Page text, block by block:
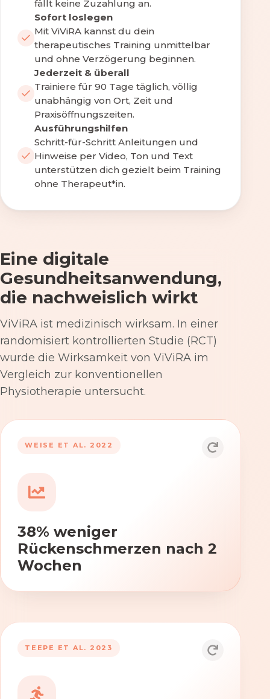
fällt keine Zuzahlung an.
Sofort loslegen
Mit ViViRA kannst du dein
therapeutisches Training unmittelbar
und ohne Verzögerung beginnen.
Jederzeit & überall
Trainiere für 90 Tage täglich, völlig
unabhängig von Ort, Zeit und
Praxisöffnungszeiten.
Ausführungshilfen
Schritt-für-Schritt Anleitungen und
Hinweise per Video, Ton und Text
unterstützen dich gezielt beim Training
ohne Therapeut*in.
Eine digitale
Gesundheitsanwendung,
die nachweislich wirkt
ViViRA ist medizinisch wirksam. In einer
randomisiert kontrollierten Studie (RCT)
wurde die Wirksamkeit von ViViRA im
Vergleich zur konventionellen
Physiotherapie untersucht.
WEISE ET AL. 2022
38% weniger
Rückenschmerzen nach 2
Wochen
53% nach 12 Wochen
TEEPE ET AL. 2023
Durch die Anwendung von ViViRA
Beweglichkeit und Koordination nach